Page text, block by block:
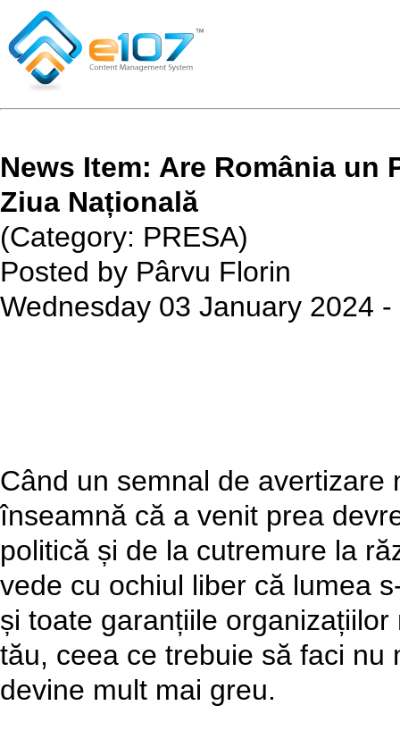
News Item: Are România
Ziua Națională
(Category: PRESA)
Posted by Pârvu Florin
Wednesday 03 January 2024
Când un semnal de
înseamnă că a venit prea
politică și de la cutremure la
vede cu ochiul liber că lumea
și toate garanțiile
tău, ceea ce trebuie să faci nu
devine mult mai greu.